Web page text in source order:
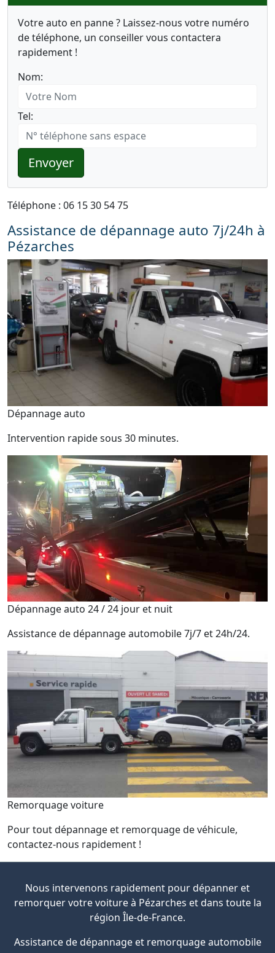
Votre auto en panne ? Laissez-nous votre numéro
de téléphone, un conseiller vous contactera
rapidement !
Nom:
Tel:
Envoyer
Téléphone : 06 15 30 54 75
Assistance de dépannage auto 7j/24h à
Pézarches
Dépannage auto
Intervention rapide sous 30 minutes.
Dépannage auto 24 / 24 jour et nuit
Assistance de dépannage automobile 7j/7 et 24h/24.
Remorquage voiture
Pour tout dépannage et remorquage de véhicule,
contactez-nous rapidement !
Nous intervenons rapidement pour dépanner et
remorquer votre voiture à Pézarches et dans toute la
région Île-de-France.
Assistance de dépannage et remorquage automobile